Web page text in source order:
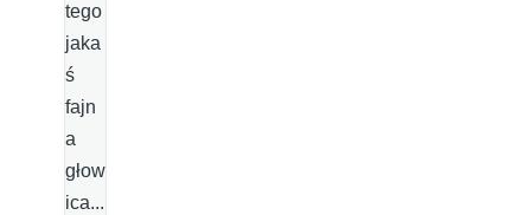
tego
jaka
ś
fajn
a
głow
ica...